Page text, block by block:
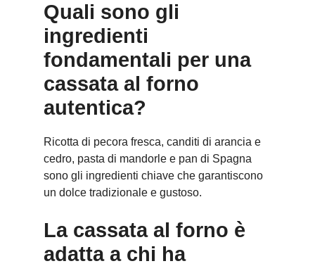
Quali sono gli
ingredienti
fondamentali per una
cassata al forno
autentica?
Ricotta di pecora fresca, canditi di arancia e
cedro, pasta di mandorle e pan di Spagna
sono gli ingredienti chiave che garantiscono
un dolce tradizionale e gustoso.
La cassata al forno è
adatta a chi ha